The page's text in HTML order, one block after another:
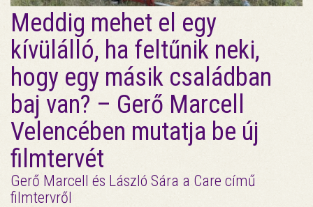
Meddig mehet el egy
kívülálló, ha feltűnik neki,
hogy egy másik családban
baj van? – Gerő Marcell
Velencében mutatja be új
filmtervét
Gerő Marcell és László Sára a Care című
filmtervről